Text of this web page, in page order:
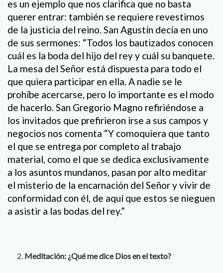
es un ejemplo que nos clarifica que no basta
querer entrar: también se requiere revestirnos
de la justicia del reino. San Agustín decía en uno
de sus sermones: “Todos los bautizados conocen
cuál es la boda del hijo del rey y cuál su banquete.
La mesa del Señor está dispuesta para todo el
que quiera participar en ella. A nadie se le
prohíbe acercarse, pero lo importante es el modo
de hacerlo. San Gregorio Magno refiriéndose a
los invitados que prefirieron irse a sus campos y
negocios nos comenta “Y comoquiera que tanto
el que se entrega por completo al trabajo
material, como el que se dedica exclusivamente
a los asuntos mundanos, pasan por alto meditar
el misterio de la encarnación del Señor y vivir de
conformidad con él, de aquí que estos se nieguen
a asistir a las bodas del rey.”
Meditación: ¿Qué me dice Dios en el texto?